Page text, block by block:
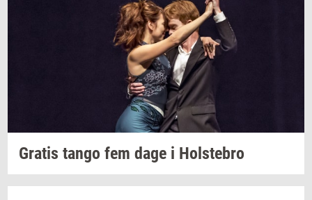
Gra­tis tango fem dage i Holste­bro